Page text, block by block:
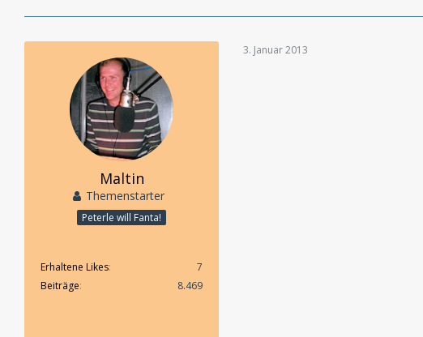
Maltin
Themenstarter
Peterle will Fanta!
Erhaltene Likes
7
Beiträge
8.469
3. Januar 2013